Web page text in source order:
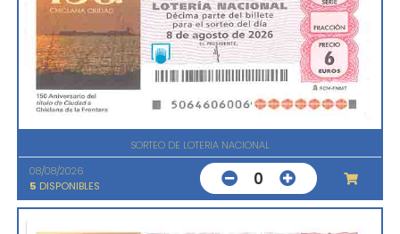
SORTEO DE LOTERIA NACIONAL
08/08/2026
5 DISPONIBLES 0